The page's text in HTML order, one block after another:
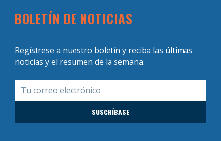
BOLETÍN DE NOTICIAS
Regístrese a nuestro boletín y reciba las últimas
noticias y el resumen de la semana.